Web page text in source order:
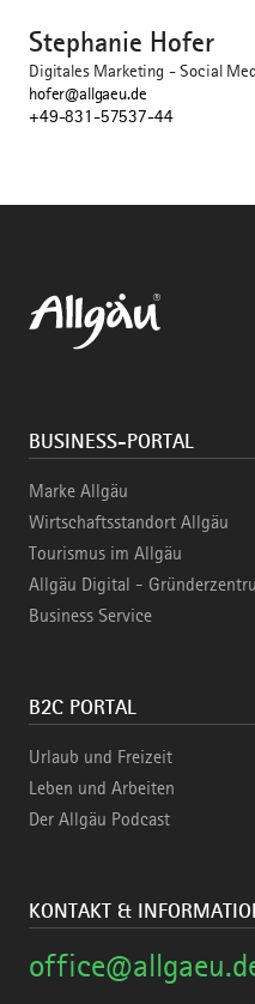
Stephanie Hofer
Digitales Marketing - Social
hofer@allgaeu.de
+49-831-57537-44
BUSINESS-PORTAL
Marke Allgäu
Wirtschaftsstandort Allgäu
Tourismus im Allgäu
Allgäu Digital -
Business Service
B2C PORTAL
Urlaub und Freizeit
Leben und Arbeiten
Der Allgäu Podcast
KONTAKT &